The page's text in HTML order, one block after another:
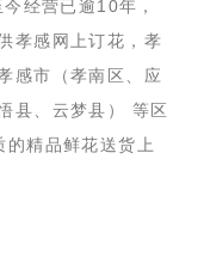
经营已逾10年，
孝感网上订花，孝
感市（孝南区、应
县、云梦县） 等区
精品鲜花送货上